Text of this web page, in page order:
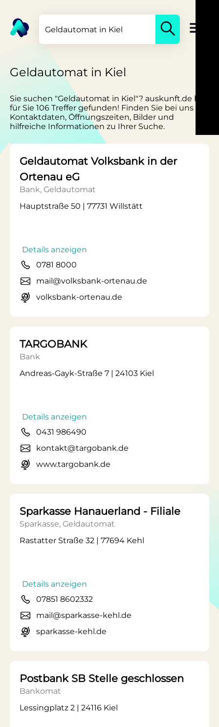
Geldautomat in Kiel
Sie suchen "Geldautomat in Kiel"? auskunft.de hat
für Sie 106 Treffer gefunden! Finden Sie bei uns
Kontaktdaten, Öffnungszeiten, Bilder und
hilfreiche Informationen zu Ihrer Suche.
Geldautomat Volksbank in der
Ortenau eG
Bank, Geldautomat
Hauptstraße 50 | 77731 Willstätt
Details anzeigen
0781 8000
mail@volksbank-ortenau.de
volksbank-ortenau.de
TARGOBANK
Bank
Andreas-Gayk-Straße 7 | 24103 Kiel
Details anzeigen
0431 986490
kontakt@targobank.de
www.targobank.de
Sparkasse Hanauerland - Filiale
Sparkasse, Geldautomat
Rastatter Straße 32 | 77694 Kehl
Details anzeigen
07851 8602332
mail@sparkasse-kehl.de
sparkasse-kehl.de
Postbank SB Stelle geschlossen
Bankomat
Lessingplatz 2 | 24116 Kiel